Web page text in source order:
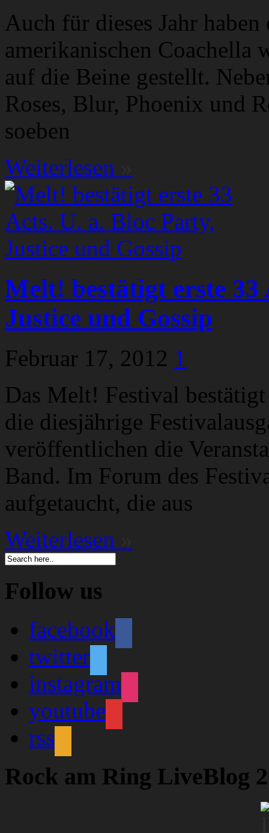
Auch für dieses Jahr haben
amerikanischen Coachella
auf die Beine gestellt.
Roses, Blur, Phoenix und
soeben
Weiterlesen
Melt! bestätigt erste 33
Justice und Gossip
Februar 17, 2012 1
Das Melt! Festival
die diesjährige
veröffentlichen die
Band. Im Forum des
aufgetaucht, die aus
Weiterlesen
Follow us
facebook
twitter
instagram
youtube
rss
Rock am Ring LiveBlog